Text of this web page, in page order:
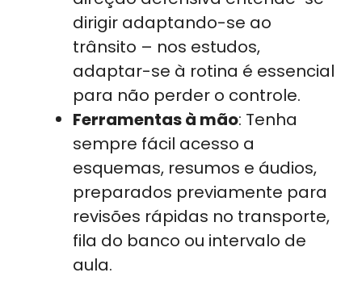
dirigir adaptando-se ao
trânsito – nos estudos,
adaptar-se à rotina é essencial
para não perder o controle.
Ferramentas à mão: Tenha
sempre fácil acesso a
esquemas, resumos e áudios,
preparados previamente para
revisões rápidas no transporte,
fila do banco ou intervalo de
aula.